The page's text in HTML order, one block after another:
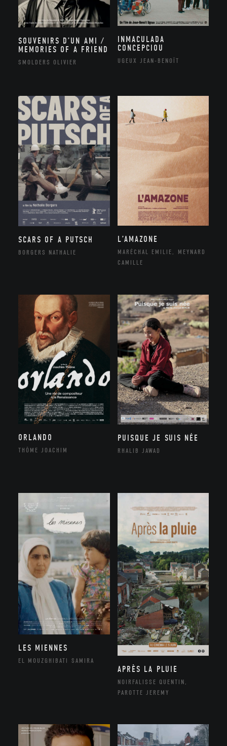
SOUVENIRS D’UN AMI /
MEMORIES OF A FRIEND
SMOLDERS OLIVIER
INMACULADA
CONCEPCIOU
UGEUX JEAN-BENOÎT
SCARS OF A PUTSCH
BORGERS NATHALIE
L’AMAZONE
MARÉCHAL EMILIE, MEYNARD
CAMILLE
ORLANDO
THÔME JOACHIM
PUISQUE JE SUIS NÉE
RHALIB JAWAD
LES MIENNES
EL MOUZGHIBATI SAMIRA
APRÈS LA PLUIE
NOIRFALISSE QUENTIN,
PAROTTE JEREMY